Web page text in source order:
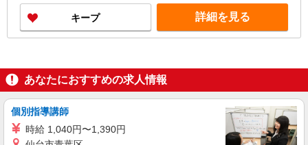
10:00〜12：00+交通費） ◆商品買取りなし！働い
た分はしっかり稼げます◎ 収入保障期間：6か月
キープ 詳細を見る
あなたにおすすめの求人情報
個別指導講師
時給 1,040円〜1,390円